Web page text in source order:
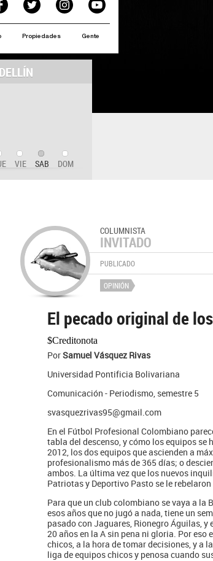
Propiedades Gente
VIE SAB DOM
COLUMNISTA
INVITADO
PUBLICADO
OPINIÓN
El pecado original de
$Creditonota
PorSamuel Vásquez Rivas
Universidad Pontificia Bolivariana
Comunicación - Periodismo, semestre 5
svasquezrivas95@gmail.com
En el Fútbol Profesional Colombiano
tabla del descenso, y cómo los equipos se
2012, los dos equipos que ascienden a
profesionalismo más de 365 días; o
ambos. La última vez que los nuevos
Patriotas y Deportivo Pasto se le
Para que un club colombiano se vaya a la
esos años que no jugó a nada, tiene un
pasado con Jaguares, Rionegro Águilas,
20 años en la A sin pena ni gloria. Por
chicos, a la hora de tomar decisiones, y a
liga de equipos chicos y penosa cuando